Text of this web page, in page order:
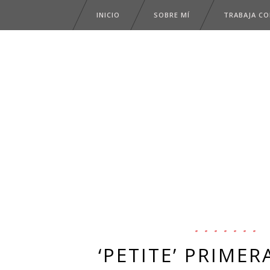
INICIO SOBRE MÍ TRABAJA
‘PETITE’